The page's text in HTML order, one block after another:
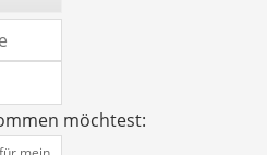
möchtest: